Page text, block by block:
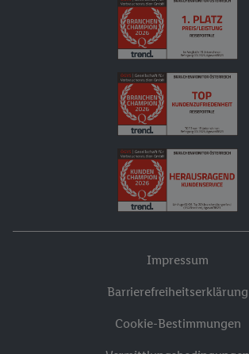
Impressum
Barrierefreiheitserklärung
Cookie-Bestimmungen